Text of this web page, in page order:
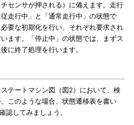
センサが押される）に備えます。走行
走行中」と「通常走行中」の状態で
要な初期化を行い、それぞれ要求され
ます。「停止中」の状態では、まずス
に終了処理を行います。
テートマシン図（図2）において、検
このような場合、状態遷移表を書い
認してみましょう。